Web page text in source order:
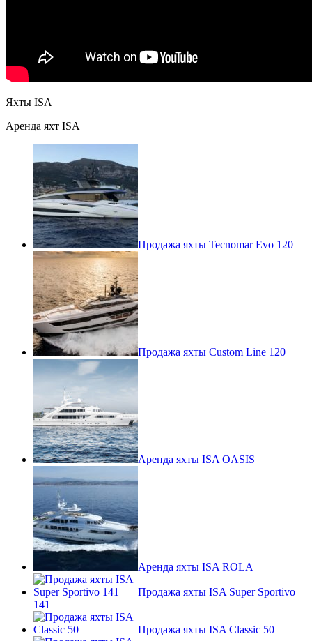
Яхты ISA
Аренда яхт ISA
Продажа яхты Tecnomar Evo 120
Продажа яхты Custom Line 120
Аренда яхты ISA OASIS
Аренда яхты ISA ROLA
Продажа яхты ISA Super Sportivo
141
Продажа яхты ISA Classic 50